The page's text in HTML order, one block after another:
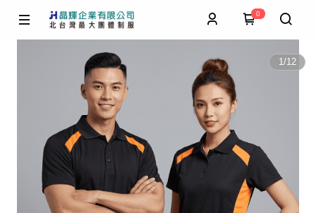
0
1/12